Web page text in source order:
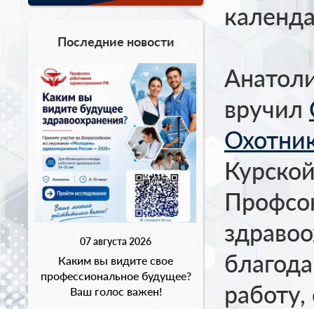
Последние новости
07 августа 2026
Каким вы видите свое
профессиональное будущее?
Ваш голос важен!
вручил